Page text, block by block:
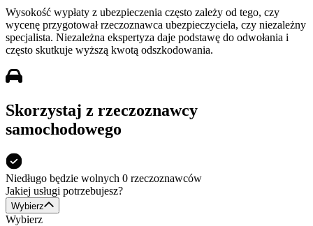
Wysokość wypłaty z ubezpieczenia często zależy od tego, czy
wycenę przygotował rzeczoznawca ubezpieczyciela, czy niezależny
specjalista. Niezależna ekspertyza daje podstawę do odwołania i
często skutkuje wyższą kwotą odszkodowania.
Skorzystaj z rzeczoznawcy
samochodowego
Niedługo będzie wolnych 0 rzeczoznawców
Jakiej usługi potrzebujesz?
Wybierz
Wybierz